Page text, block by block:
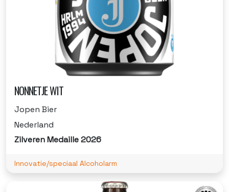
NONNETJE WIT
Jopen Bier
Nederland
Zilveren Medaille 2026
Innovatie/speciaal Alcoholarm